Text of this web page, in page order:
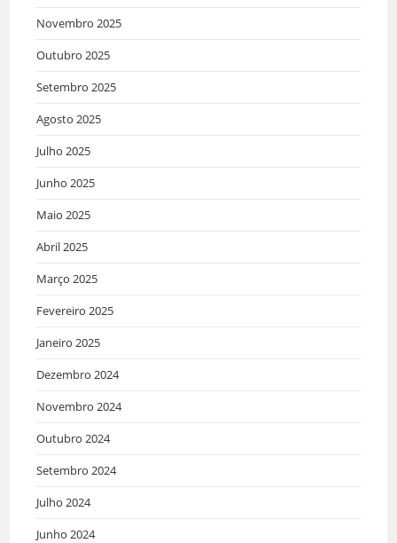
Novembro 2025
Outubro 2025
Setembro 2025
Agosto 2025
Julho 2025
Junho 2025
Maio 2025
Abril 2025
Março 2025
Fevereiro 2025
Janeiro 2025
Dezembro 2024
Novembro 2024
Outubro 2024
Setembro 2024
Julho 2024
Junho 2024